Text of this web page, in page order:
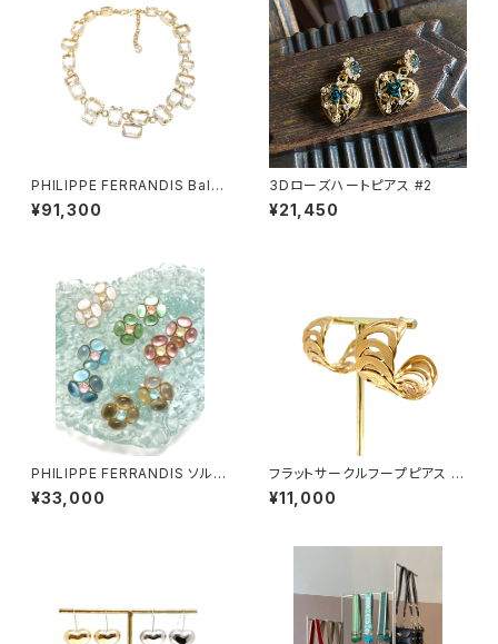
PHILIPPE FERRANDIS Balé
ares ネックレス #2
¥91,300
3Dローズハートピアス #2
¥21,450
PHILIPPE FERRANDIS ソルベ
イヤリング #2
¥33,000
フラットサークルフープピアス g
old
¥11,000